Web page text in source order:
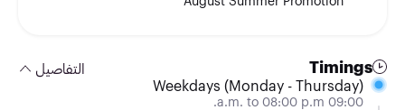
Timings
التفاصيل
Weekdays (Monday - Thursday)
09:00 a.m. to 08:00 p.m.